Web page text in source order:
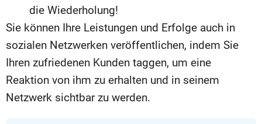
die Wiederholung!
Sie können Ihre Leistungen und Erfolge auch in
sozialen Netzwerken veröffentlichen, indem Sie
Ihren zufriedenen Kunden taggen, um eine
Reaktion von ihm zu erhalten und in seinem
Netzwerk sichtbar zu werden.